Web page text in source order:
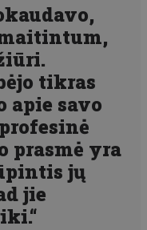
tikras
apie savo
prasmė yra
jų
jie